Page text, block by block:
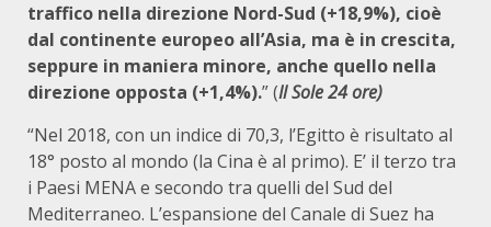
traffico nella direzione Nord-Sud (+18,9%), cioè
dal continente europeo all’Asia, ma è in crescita,
seppure in maniera minore, anche quello nella
direzione opposta (+1,4%).” (Il Sole 24 ore)
“Nel 2018, con un indice di 70,3, l’Egitto è risultato al
18° posto al mondo (la Cina è al primo). E’ il terzo tra
i Paesi MENA e secondo tra quelli del Sud del
Mediterraneo. L’espansione del Canale di Suez ha